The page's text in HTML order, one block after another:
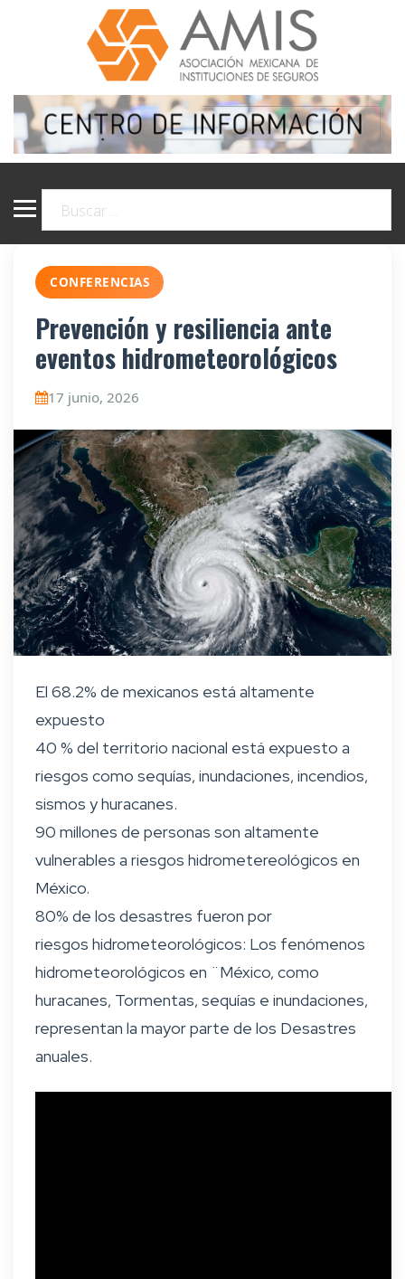
CONFERENCIAS
Prevención y resiliencia ante
eventos hidrometeorológicos
17 junio, 2026
El 68.2% de mexicanos está altamente
expuesto
40 % del territorio nacional está expuesto a
riesgos como sequías, inundaciones, incendios,
sismos y huracanes.
90 millones de personas son altamente
vulnerables a riesgos hidrometereológicos en
México.
80% de los desastres fueron por
riesgos hidrometeorológicos: Los fenómenos
hidrometeorológicos en ¨México, como
huracanes, Tormentas, sequías e inundaciones,
representan la mayor parte de los Desastres
anuales.